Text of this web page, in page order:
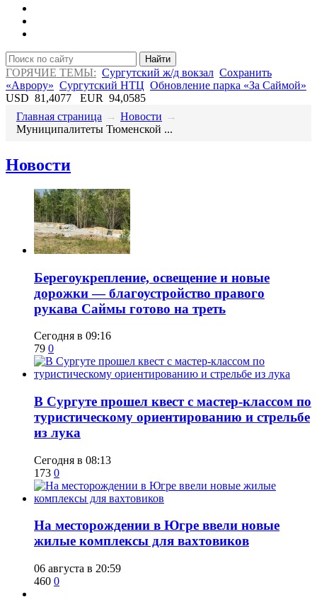
Найти
ГОРЯЧИЕ ТЕМЫ: Сургутский ж/д вокзал Сохранить
«Аврору» Сургутский НТЦ Обновление парка «За Саймой»
USD 81,4077 EUR 94,0585
Главная страница → Новости →
​Муниципалитеты Тюменской ...
Новости
Берегоукрепление, освещение и новые
дорожки — благоустройство правого
рукава Саймы готово на треть
Сегодня в 09:16
79 0
В Сургуте прошел квест с мастер-классом по
туристическому ориентированию и стрельбе
из лука
Сегодня в 08:13
173 0
​На месторождении в Югре ввели новые
жилые комплексы для вахтовиков
06 августа в 20:59
460 0